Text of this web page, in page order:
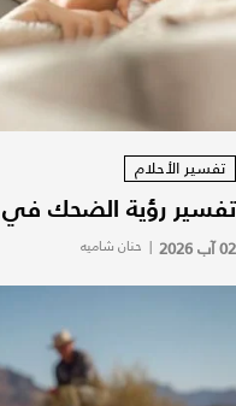
تفسير الأحلام
تفسير رؤية الضحك في
02 آب 2026 | حنان شاميه